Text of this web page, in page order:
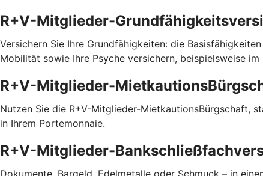
R+V-Mitglieder-
Versichern Sie Ihre Grundfähigkeiten: die
Mobilität sowie Ihre Psyche versichern, beispielsweise
R+V-Mitglieder-
Nutzen Sie die R+V-Mitglieder-MietkautionsBürgschaft,
in Ihrem Portemonnaie.
R+V-Mitglieder-
Dokumente, Bargeld, Edelmetalle oder Schmuck – in